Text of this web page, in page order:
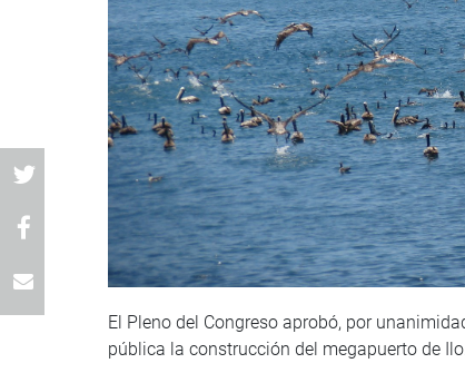
El Pleno del Congreso aprobó, por
pública la construcción del megapuerto de